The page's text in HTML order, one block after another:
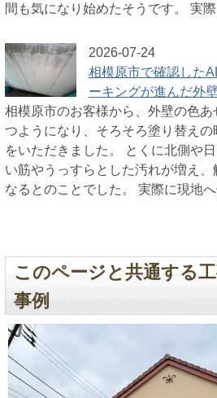
間も気になり始めたそうです。 実
2026-07-24
相模原市で確認した
ーキングが進んだ外
相模原市のお客様から、外壁の色
つようになり、そろそろ塗り替え
をいただきました。 とくに北側や
い筋やうっすらとした汚れが増え
なるとのことでした。 実際に現地へ
このページと共通する
事例